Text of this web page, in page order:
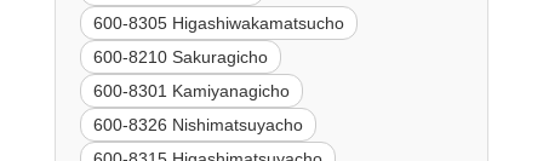
600-8305 Higashiwakamatsucho
600-8210 Sakuragicho
600-8301 Kamiyanagicho
600-8326 Nishimatsuyacho